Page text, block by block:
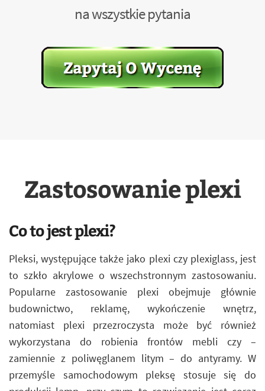
na wszystkie pytania
Zastosowanie plexi
Co to jest plexi?
Pleksi, występujące także jako plexi czy plexiglass, jest
to szkło akrylowe o wszechstronnym zastosowaniu.
Popularne zastosowanie plexi obejmuje głównie
budownictwo, reklamę, wykończenie wnętrz,
natomiast plexi przezroczysta może być również
wykorzystana do robienia frontów mebli czy –
zamiennie z poliwęglanem litym – do antyramy. W
przemyśle samochodowym pleksę stosuje się do